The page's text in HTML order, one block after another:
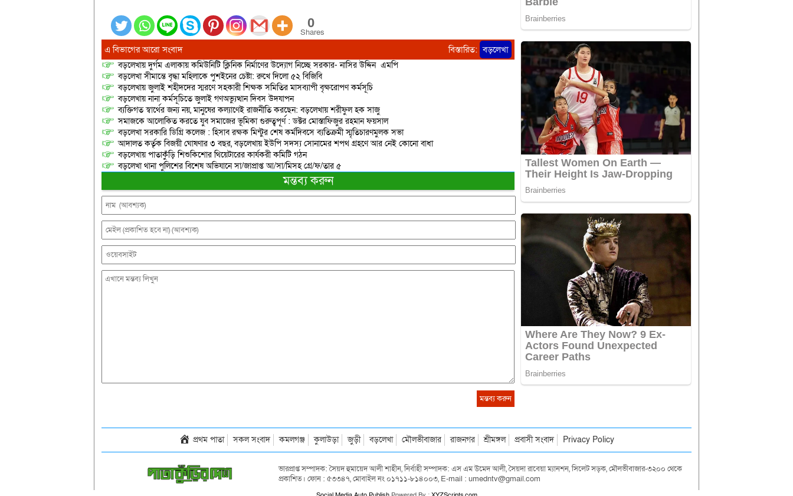
0
Shares
এ বিভাগের আরো সংবাদ বিস্তারিত: বড়লেখা
বড়লেখায় দুর্গম এলাকায় কমিউনিটি ক্লিনিক নির্মাণের উদ্যোগ নিচ্ছে সরকার- নাসির উদ্দিন এমপি
বড়লেখা সীমান্তে বৃদ্ধা মহিলাকে পুশইনের চেষ্টা: রুখে দিলো ৫২ বিজিবি
বড়লেখায় জুলাই শহীদদের স্মরণে সহকারী শিক্ষক সমিতির মাসব্যাপী বৃক্ষরোপণ কর্মসূচি
বড়লেখায় নানা কর্মসূচিতে জুলাই গণঅভ্যুত্থান দিবস উদযাপন
ব্যক্তিগত স্বার্থের জন্য নয়, মানুষের কল্যাণেই রাজনীতি করছেন: বড়লেখায় শরীফুল হক সাজু
সমাজকে আলোকিত করতে যুব সমাজের ভূমিকা গুরুত্বপূর্ণ : ডক্টর মোস্তাফিজুর রহমান ফয়সাল
বড়লেখা সরকারি ডিগ্রি কলেজ : হিসাব রক্ষক মিন্টুর শেষ কর্মদিবসে ব্যতিক্রমী স্মৃতিচারণমুলক সভা
আদালত কর্তৃক বিজয়ী ঘোষণার ৩ বছর, বড়লেখায় ইউপি সদস্য সোনামের শপথ গ্রহণে আর নেই কোনো বাধা
বড়লেখায় পাতাকুঁড়ি শিশুকিশোর থিয়েটারের কার্যকরী কমিটি গঠন
বড়লেখা থানা পুলিশের বিশেষ অভিযানে সা/জাপ্রাপ্ত আ/সা/মিসহ গ্রে/ফ/তার ৫
মন্তব্য করুন
প্রথম পাতা সকল সংবাদ কমলগঞ্জ কুলাউড়া জুড়ী বড়লেখা মৌলভীবাজার রাজনগর শ্রীমঙ্গল প্রবাসী সংবাদ Privacy Policy
ভারপ্রাপ্ত সম্পাদক: সৈয়দ হুমায়েদ আলী শাহীন, নির্বাহী সম্পাদক: এস এম উমেদ আলী, সৈয়দা রাবেয়া ম্যানশন, সিলেট সড়ক, মৌলভীবাজার-৩২০০ থেকে
প্রকাশিত। ফোন : ৫৩৩৪৭, মোবাইল নং ০১৭১১-৮১৪০০৩, E-mail : umedntv@gmail.com